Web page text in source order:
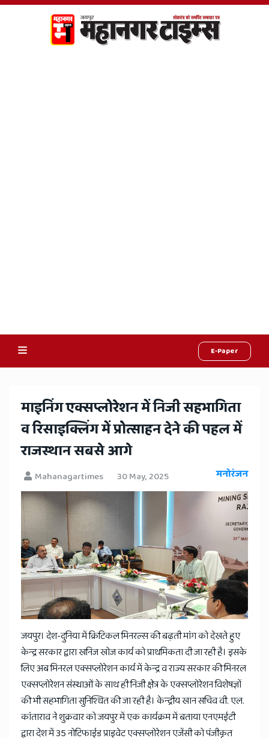
E-Paper
Hindi
News,
Hindi
Samachar,
Jaipur
Rajasthan
News
​माइनिंग एक्सप्लोरेशन में निजी सहभागिता
व रिसाइक्लिंग में प्रोत्साहन देने की पहल में
राजस्थान सबसे आगे
Mahanagartimes 30 May, 2025 मनोरंजन
जयपुर। देश-दुनिया में क्रिटिकल मिनरल्स की बढ़ती मांग को देखते हुए
केन्द्र सरकार द्वारा खनिज खोज कार्य को प्राथमिकता दी जा रही है। इसके
लिए अब मिनरल एक्सप्लोरेशन कार्य में केन्द्र व राज्य सरकार की मिनरल
एक्सप्लोरेशन संस्थाओं के साथ ही निजी क्षेत्र के एक्सप्लोरेशन विशेषज्ञों
की भी सहभागिता सुनिश्चित की जा रही है। केन्द्रीय खान सचिव वी. एल.
कांताराव ने शुक्रवार को जयपुर में एक कार्यक्रम में बताया एनएमईटी
द्वारा देश में 35 नोटिफाईड प्राइवेट एक्सप्लोरेशन एजेंसी को पंजीकृत